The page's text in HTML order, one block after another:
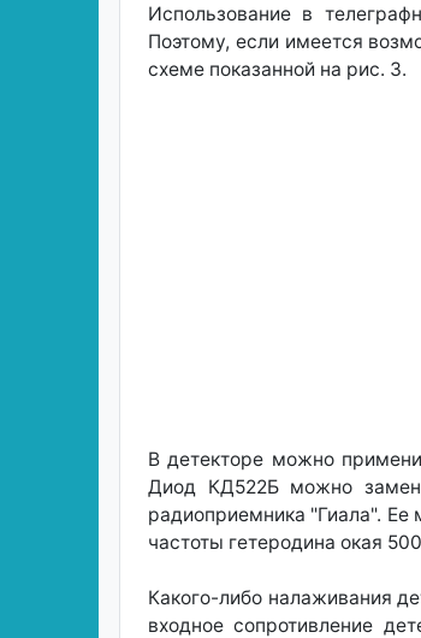
Использование в
Поэтому, если имеется
схеме показанной на рис. 3.
В детекторе можно
Диод КД522Б можно
радиоприемника "Гиала". Ее
частоты гетеродина окая
Какого-либо налаживания
входное сопротивление